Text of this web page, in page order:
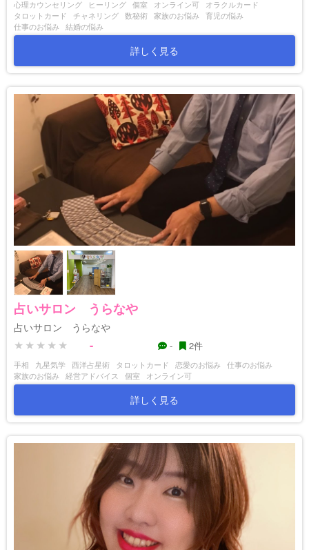
心理カウンセリング ヒーリング 個室 オンライン可
オラクルカード
タロットカード
チャネリング 数秘術 家族のお悩み
育児の悩み
仕事のお悩み
結婚の悩み
詳しく見る
占いサロン うらなや
占いサロン うらなや
- - 2件
手相 九星気学 西洋占星術 タロットカード 恋愛のお悩み
仕事のお悩み
家族のお悩み
経営アドバイス 個室 オンライン可
詳しく見る